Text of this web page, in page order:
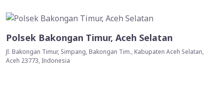
Polsek Bakongan Timur, Aceh Selatan
Jl. Bakongan Timur, Simpang, Bakongan Tim., Kabupaten Aceh Selatan,
Aceh 23773, Indonesia